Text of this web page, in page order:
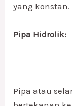
yang konstan.
Pipa Hidrolik:
Pipa atau